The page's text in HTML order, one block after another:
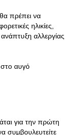
πρέπει να
ηλικίες,
αλλεργίας
αυγό
για την πρώτη
συμβουλευτείτε